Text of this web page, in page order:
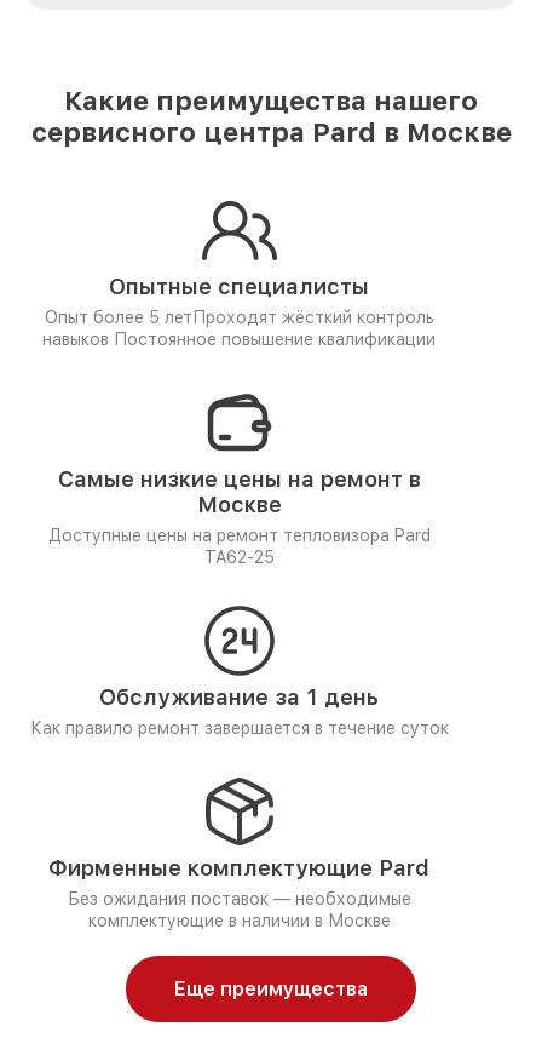
Какие преимущества нашего
сервисного центра Pard в Москве
Опытные специалисты
Опыт более 5 лет Проходят жёсткий контроль
навыков Постоянное повышение квалификации
Самые низкие цены на ремонт в
Москве
Доступные цены на ремонт тепловизора Pard
TA62-25
Обслуживание за 1 день
Как правило ремонт завершается в течение суток
Фирменные комплектующие Pard
Без ожидания поставок — необходимые
комплектующие в наличии в Москве
Еще преимущества